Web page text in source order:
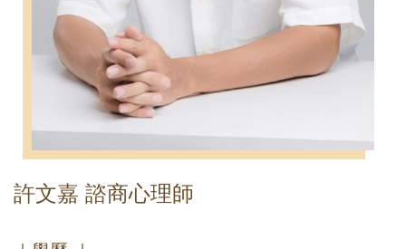
許文嘉 諮商心理師